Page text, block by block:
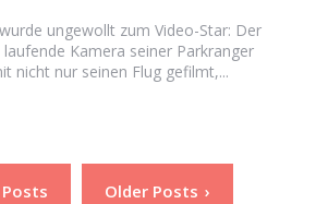
ungewollt zum Video-Star: Der
Kamera seiner Parkranger
nicht nur seinen Flug gefilmt,...
Older Posts